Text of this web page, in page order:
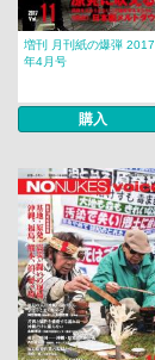
増刊 月刊紙の爆弾 2017
年4月号
購入